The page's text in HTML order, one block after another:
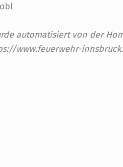
automatisiert von der
www.feuerwehr-